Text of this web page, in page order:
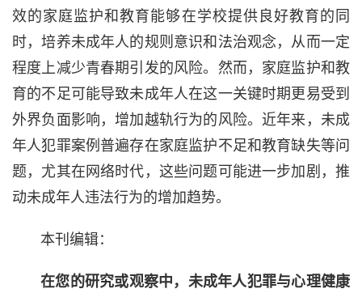
效的家庭监护和教育能够在学校提供良好教育的同
时，培养未成年人的规则意识和法治观念，从而一定
程度上减少青春期引发的风险。然而，家庭监护和教
育的不足可能导致未成年人在这一关键时期更易受到
外界负面影响，增加越轨行为的风险。近年来，未成
年人犯罪案例普遍存在家庭监护不足和教育缺失等问
题，尤其在网络时代，这些问题可能进一步加剧，推
动未成年人违法行为的增加趋势。
本刊编辑：
在您的研究或观察中，未成年人犯罪与心理健康